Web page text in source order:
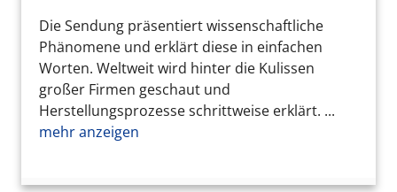
Die Sendung präsentiert wissenschaftliche
Phänomene und erklärt diese in einfachen
Worten. Weltweit wird hinter die Kulissen
großer Firmen geschaut und
Herstellungsprozesse schrittweise erklärt. ...
mehr anzeigen